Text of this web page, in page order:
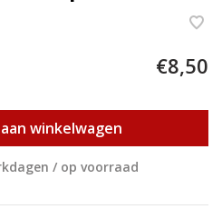
€8,50
winkelwagen
/ op voorraad